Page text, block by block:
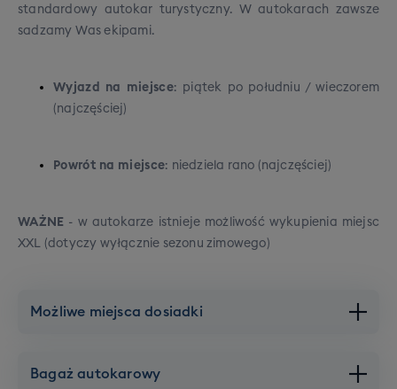
standardowy autokar turystyczny. W autokarach zawsze
sadzamy Was ekipami.
Wyjazd na miejsce: piątek po południu / wieczorem
(najczęściej)
Powrót na miejsce: niedziela rano (najczęściej)
WAŻNE - w autokarze istnieje możliwość wykupienia miejsc
XXL (dotyczy wyłącznie sezonu zimowego)
Możliwe miejsca dosiadki
Brak dopłat,Dojazd
Bagaż autokarowy